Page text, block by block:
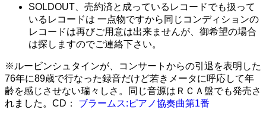
SOLDOUT、売約済と成っているレコードでも扱って
いるレコードは 一点物ですから同じコンディションの
レコードは再びご用意は出来ませんが、御希望の場合
は探しますのでご連絡下さい。
※ルービンシュタインが、コンサートからの引退を表明した
76年に89歳で行なった録音だけど若きメータに呼応して年
齢を感じさせない瑞々しさ。同じ音源はＲＣＡ盤でも発売さ
れました。CD： ブラームス:ピアノ協奏曲第1番